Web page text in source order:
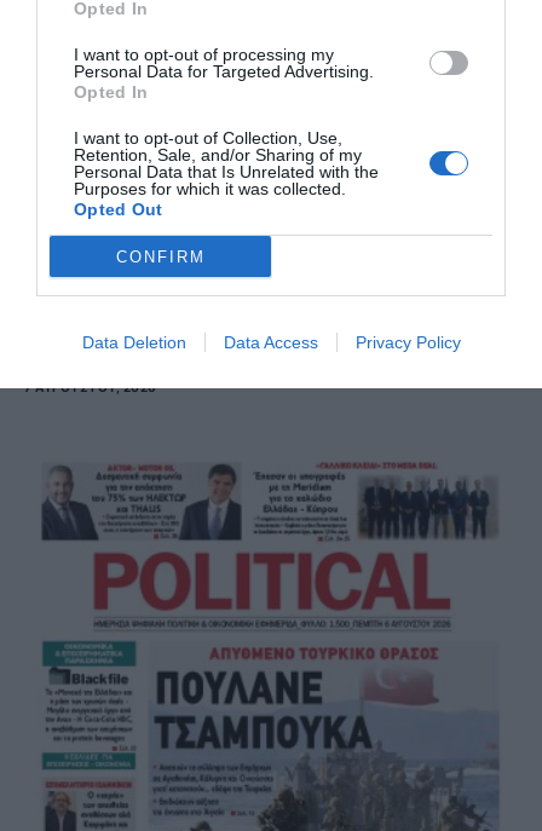
Opted In
I want to opt-out of processing my
Personal Data for Targeted Advertising.
Opted In
I want to opt-out of Collection, Use,
Retention, Sale, and/or Sharing of my
Personal Data that Is Unrelated with the
Purposes for which it was collected.
Opted Out
CONFIRM
Data Deletion Data Access Privacy Policy
7 ΑΥΓΟΎΣΤΟΥ, 2026